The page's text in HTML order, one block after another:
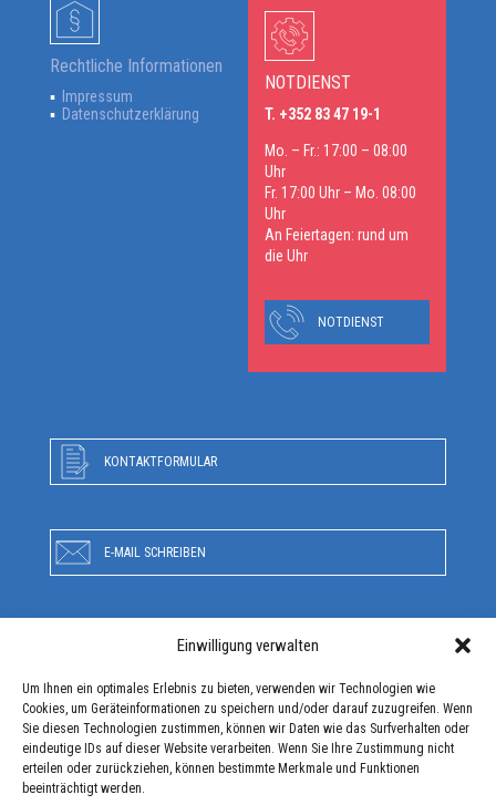
Einwilligung verwalten
Um Ihnen ein optimales Erlebnis zu bieten, verwenden wir Technologien wie
Cookies, um Geräteinformationen zu speichern und/oder darauf zuzugreifen. Wenn
Sie diesen Technologien zustimmen, können wir Daten wie das Surfverhalten oder
eindeutige IDs auf dieser Website verarbeiten. Wenn Sie Ihre Zustimmung nicht
erteilen oder zurückziehen, können bestimmte Merkmale und Funktionen
beeinträchtigt werden.
Rechtliche Informationen
Impressum
Datenschutzerklärung
NOTDIENST
T. +352 83 47 19-1
Mo. – Fr.: 17:00 – 08:00
Uhr
Fr. 17:00 Uhr – Mo. 08:00
Uhr
An Feiertagen: rund um
die Uhr
NOTDIENST
KONTAKTFORMULAR
E-MAIL SCHREIBEN
RUFEN SIE UNS AN
ANFAHRT